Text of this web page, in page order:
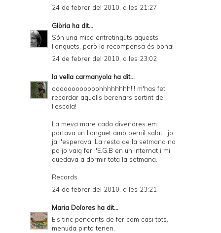
24 de febrer del 2010, a les 21:27
Glòria ha dit...
Són una mica entretinguts aquests
llonguets, però la recompensa és bona!
24 de febrer del 2010, a les 23:02
la vella carmanyola ha dit...
oooooooooooohhhhhhhh!!! m'has fet
recordar aquells berenars sortint de
l'escola!
La meva mare cada divendres em
portava un llonguet amb pernil salat i jo
ja l'esperava. La resta de la setmana no
pq jo vaig fer l'E.G.B en un internat i mi
quedava a dormir tota la setmana.
Records
24 de febrer del 2010, a les 23:21
Maria Dolores ha dit...
Els tinc pendents de fer com casi tots,
menuda pinta tenen.